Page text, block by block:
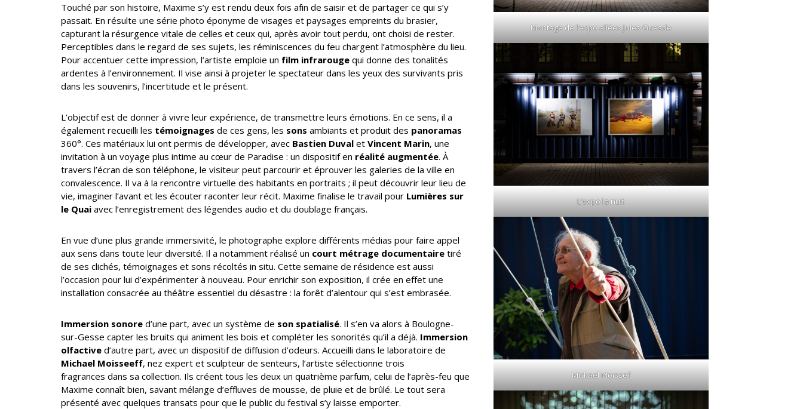
Touché par son histoire, Maxime s’y est rendu deux fois afin de saisir et de partager ce qui s’y
passait. En résulte une série photo éponyme de visages et paysages empreints du brasier,
capturant la résurgence vitale de celles et ceux qui, après avoir tout perdu, ont choisi de rester.
Perceptibles dans le regard de ses sujets, les réminiscences du feu chargent l’atmosphère du lieu.
Pour accentuer cette impression, l’artiste emploie un film infrarouge qui donne des tonalités
ardentes à l’environnement. Il vise ainsi à projeter le spectateur dans les yeux des survivants pris
dans les souvenirs, l’incertitude et le présent.
L’objectif est de donner à vivre leur expérience, de transmettre leurs émotions. En ce sens, il a
également recueilli les témoignages de ces gens, les sons ambiants et produit des panoramas
360°. Ces matériaux lui ont permis de développer, avec Bastien Duval et Vincent Marin, une
invitation à un voyage plus intime au cœur de Paradise : un dispositif en réalité augmentée. À
travers l’écran de son téléphone, le visiteur peut parcourir et éprouver les galeries de la ville en
convalescence. Il va à la rencontre virtuelle des habitants en portraits ; il peut découvrir leur lieu de
vie, imaginer l’avant et les écouter raconter leur récit. Maxime finalise le travail pour Lumières sur
le Quai avec l’enregistrement des légendes audio et du doublage français.
En vue d’une plus grande immersivité, le photographe explore différents médias pour faire appel
aux sens dans toute leur diversité. Il a notamment réalisé un court métrage documentaire tiré
de ses clichés, témoignages et sons récoltés in situ. Cette semaine de résidence est aussi
l’occasion pour lui d’expérimenter à nouveau. Pour enrichir son exposition, il crée en effet une
installation consacrée au théâtre essentiel du désastre : la forêt d’alentour qui s’est embrasée.
Immersion sonore d’une part, avec un système de son spatialisé. Il s’en va alors à Boulogne-
sur-Gesse capter les bruits qui animent les bois et compléter les sonorités qu’il a déjà. Immersion
olfactive d’autre part, avec un dispositif de diffusion d’odeurs. Accueilli dans le laboratoire de
Michael Moisseeff, nez expert et sculpteur de senteurs, l’artiste sélectionne trois
fragrances dans sa collection. Ils créent tous les deux un quatrième parfum, celui de l’après-feu que
Maxime connaît bien, savant mélange d’effluves de mousse, de pluie et de brûlé. Le tout sera
présenté avec quelques transats pour que le public du festival s’y laisse emporter.
Montage de l’expo allées Jules Guesde
L’expo la nuit
Mickael Moissef